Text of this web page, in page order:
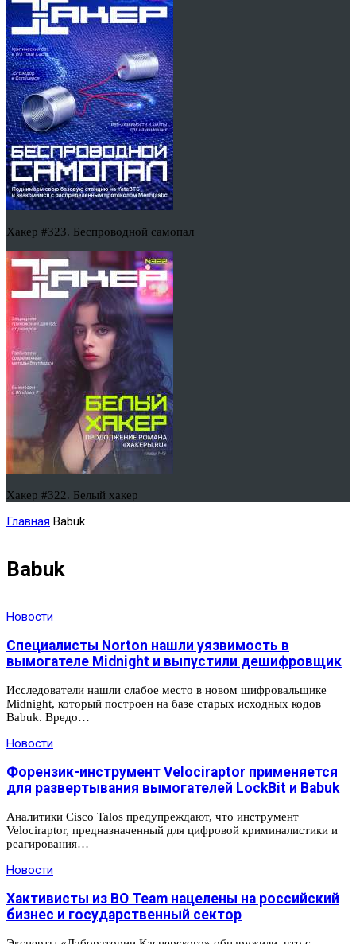
Хакер #323. Беспроводной самопал
Хакер #322. Белый хакер
Главная Babuk
Babuk
Новости
Специалисты Norton нашли уязвимость в
вымогателе Midnight и выпустили дешифровщик
Исследователи нашли слабое место в новом шифровальщике
Midnight, который построен на базе старых исходных кодов
Babuk. Вредо…
Новости
Форензик-инструмент Velociraptor применяется
для развертывания вымогателей LockBit и Babuk
Аналитики Cisco Talos предупреждают, что инструмент
Velociraptor, предназначенный для цифровой криминалистики и
реагирования…
Новости
Хактивисты из BO Team нацелены на российский
бизнес и государственный сектор